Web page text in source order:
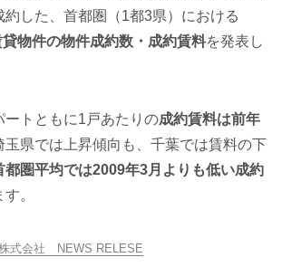
約した、首都圏（1都3県）における
物件の物件成約数・成約賃料を発表し
ートともに1戸あたりの成約賃料は前年
玉県では上昇傾向も、千葉では賃料の下
都圏平均では2009年3月よりも低い成約
。
式会社 NEWS RELESE